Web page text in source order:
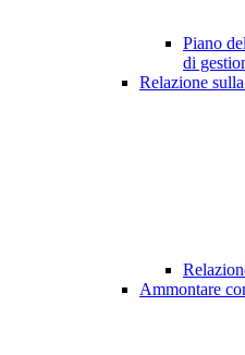
Piano
di
Relazione
Ammontare